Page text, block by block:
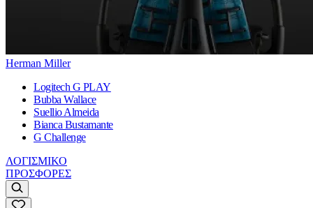
Herman Miller
Logitech G PLAY
Bubba Wallace
Suellio Almeida
Bianca Bustamante
G Challenge
ΛΟΓΙΣΜΙΚΟ
ΠΡΟΣΦΟΡΕΣ